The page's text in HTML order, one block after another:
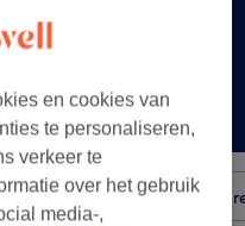
Salons
en cookies van
te personaliseren,
verkeer te
over het gebruik
media-,